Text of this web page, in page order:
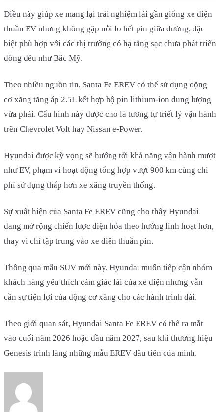
Điều này giúp xe mang lại trải nghiệm lái gần giống xe điện
thuần EV nhưng không gặp nỗi lo hết pin giữa đường, đặc
biệt phù hợp với các thị trường có hạ tầng sạc chưa phát triển
đồng đều như Bắc Mỹ.
Theo nhiều nguồn tin, Santa Fe EREV có thể sử dụng động
cơ xăng tăng áp 2.5L kết hợp bộ pin lithium-ion dung lượng
vừa phải. Cấu hình này được cho là tương tự triết lý vận hành
trên Chevrolet Volt hay Nissan e-Power.
Hyundai được kỳ vọng sẽ hướng tới khả năng vận hành mượt
như EV, phạm vi hoạt động tổng hợp vượt 900 km cùng chi
phí sử dụng thấp hơn xe xăng truyền thống.
Sự xuất hiện của Santa Fe EREV cũng cho thấy Hyundai
đang mở rộng chiến lược điện hóa theo hướng linh hoạt hơn,
thay vì chỉ tập trung vào xe điện thuần pin.
Thông qua mẫu SUV mới này, Hyundai muốn tiếp cận nhóm
khách hàng yêu thích cảm giác lái của xe điện nhưng vẫn
cần sự tiện lợi của động cơ xăng cho các hành trình dài.
Theo giới quan sát, Hyundai Santa Fe EREV có thể ra mắt
vào cuối năm 2026 hoặc đầu năm 2027, sau khi thương hiệu
Genesis trình làng những mẫu EREV đầu tiên của mình.